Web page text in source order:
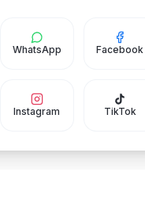
WhatsApp Facebook
Instagram TikTok